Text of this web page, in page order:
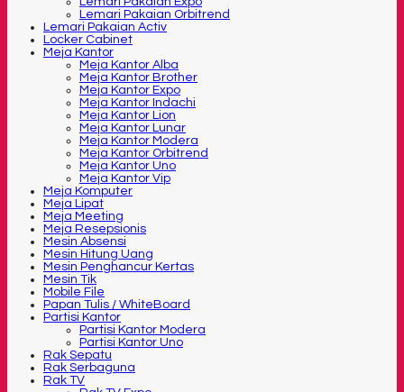
Lemari Pakaian Orbitrend
Lemari Pakaian Activ
Locker Cabinet
Meja Kantor
Meja Kantor Alba
Meja Kantor Brother
Meja Kantor Expo
Meja Kantor Indachi
Meja Kantor Lion
Meja Kantor Lunar
Meja Kantor Modera
Meja Kantor Orbitrend
Meja Kantor Uno
Meja Kantor Vip
Meja Komputer
Meja Lipat
Meja Meeting
Meja Resepsionis
Mesin Absensi
Mesin Hitung Uang
Mesin Penghancur Kertas
Mesin Tik
Mobile File
Papan Tulis / WhiteBoard
Partisi Kantor
Partisi Kantor Modera
Partisi Kantor Uno
Rak Sepatu
Rak Serbaguna
Rak TV